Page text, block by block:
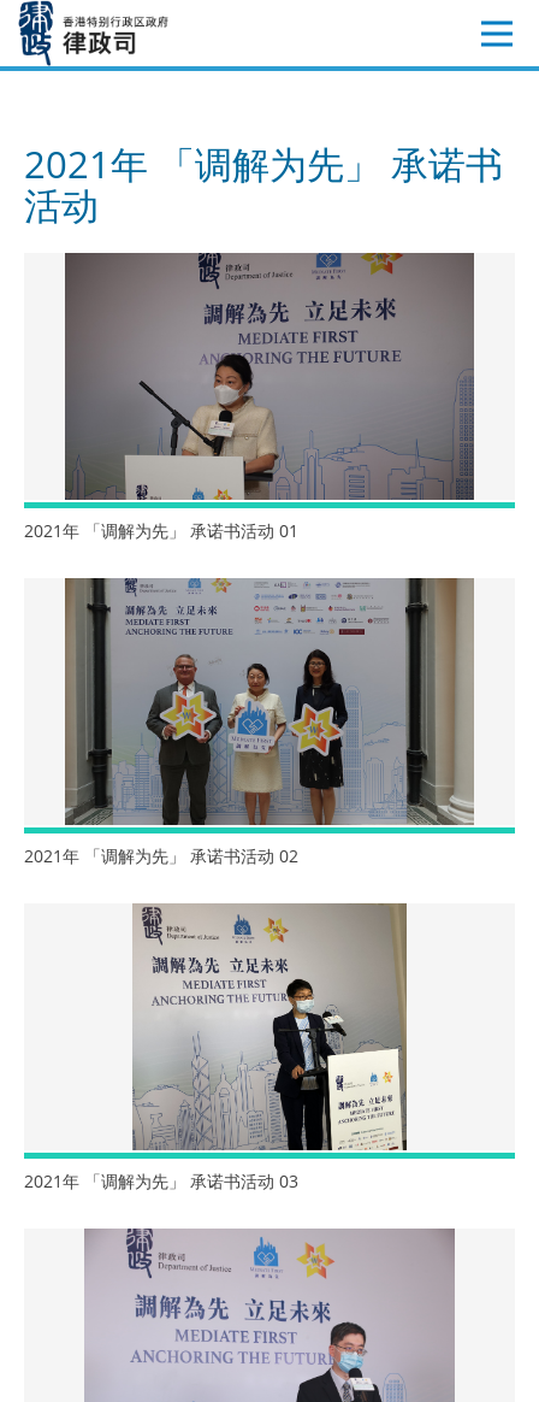
2021年 「调解为先」 承诺书
活动
2021年 「调解为先」 承诺书活动 01
2021年 「调解为先」 承诺书活动 02
2021年 「调解为先」 承诺书活动 03